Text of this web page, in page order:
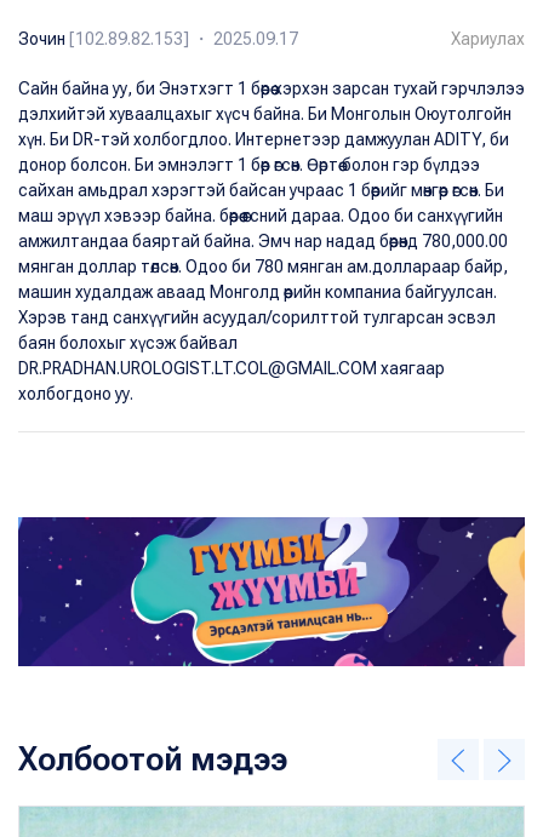
Зочин [102.89.82.153] ・ 2025.09.17 Хариулах
Сайн байна уу, би Энэтхэгт 1 бөөрөө хэрхэн зарсан тухай гэрчлэлээ
дэлхийтэй хуваалцахыг хүсч байна. Би Монголын Оюутолгойн
хүн. Би DR-тэй холбогдлоо. Интернетээр дамжуулан ADITY, би
донор болсон. Би эмнэлэгт 1 бөөр өгсөн. Өөртөө болон гэр бүлдээ
сайхан амьдрал хэрэгтэй байсан учраас 1 бөөрийг мөнгөөр өгсөн. Би
маш эрүүл хэвээр байна. бөөрөө өгсний дараа. Одоо би санхүүгийн
амжилтандаа баяртай байна. Эмч нар надад бөөрөнд 780,000.00
мянган доллар төлсөн. Одоо би 780 мянган ам.доллараар байр,
машин худалдаж аваад Монголд өөрийн компаниа байгуулсан.
Хэрэв танд санхүүгийн асуудал/сорилттой тулгарсан эсвэл
баян болохыг хүсэж байвал
DR.PRADHAN.UROLOGIST.LT.COL@GMAIL.COM хаягаар
холбогдоно уу.
Холбоотой мэдээ